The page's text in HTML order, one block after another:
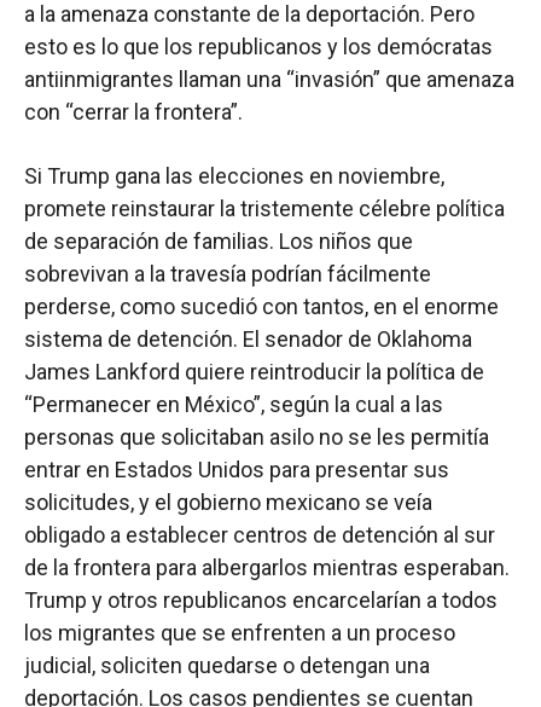
a la amenaza constante de la deportación. Pero
esto es lo que los republicanos y los demócratas
antiinmigrantes llaman una “invasión” que amenaza
con “cerrar la frontera”.
Si Trump gana las elecciones en noviembre,
promete reinstaurar la tristemente célebre política
de separación de familias. Los niños que
sobrevivan a la travesía podrían fácilmente
perderse, como sucedió con tantos, en el enorme
sistema de detención. El senador de Oklahoma
James Lankford quiere reintroducir la política de
“Permanecer en México”, según la cual a las
personas que solicitaban asilo no se les permitía
entrar en Estados Unidos para presentar sus
solicitudes, y el gobierno mexicano se veía
obligado a establecer centros de detención al sur
de la frontera para albergarlos mientras esperaban.
Trump y otros republicanos encarcelarían a todos
los migrantes que se enfrenten a un proceso
judicial, soliciten quedarse o detengan una
deportación. Los casos pendientes se cuentan